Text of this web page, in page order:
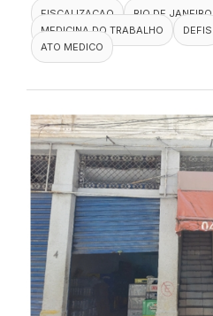
FISCALIZACAO
RIO DE JANEIRO
MEDICINA DO TRABALHO
DEFIS
ATO MEDICO